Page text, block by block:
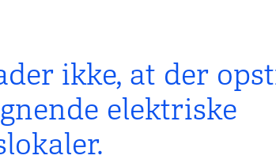
ikke, at der
elektriske